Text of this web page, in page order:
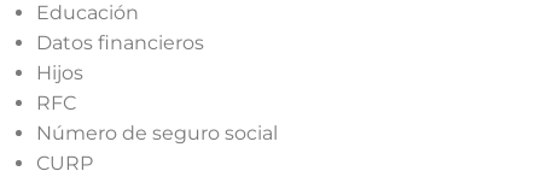
Educación
Datos financieros
Hijos
RFC
Número de seguro social
CURP